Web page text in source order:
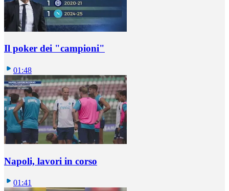
Il poker dei "campioni"
01:48
Napoli, lavori in corso
01:41